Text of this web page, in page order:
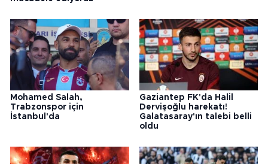
Mohamed Salah,
Trabzonspor için
İstanbul'da
Gaziantep FK'da Halil
Dervişoğlu harekatı!
Galatasaray'ın talebi belli
oldu